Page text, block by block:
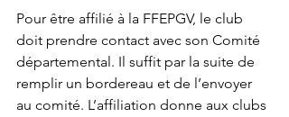
Pour être affilié à la FFEPGV, le club
doit prendre contact avec son Comité
départemental. Il suffit par la suite de
remplir un bordereau et de l’envoyer
au comité. L’affiliation donne aux clubs